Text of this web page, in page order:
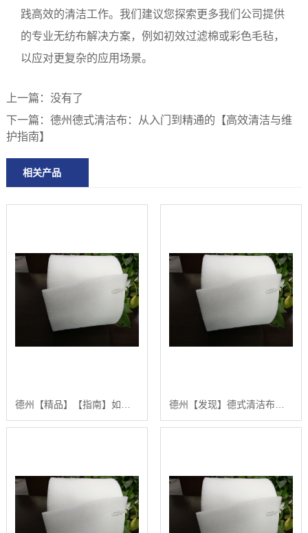
践高效的清洁工作。我们建议您探索更多我们公司提供
的专业无纺布解决方案，例如初效过滤棉或彩色毛毡，
以应对更复杂的应用场景。
上一篇： 没有了
下一篇： 德州德式清洁布：从入门到精通的【高效清洁与维
护指南】
相关产品
德州【发现】德式清洁布：从入门到精通的【高效清洁与维护指南】【怎么样?】